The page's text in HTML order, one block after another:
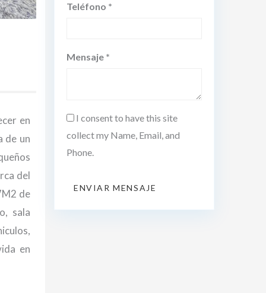
en
de un
del
de
sala
en
Teléfono *
Mensaje *
I consent to have this site
collect my Name, Email, and
Phone.
ENVIAR MENSAJE